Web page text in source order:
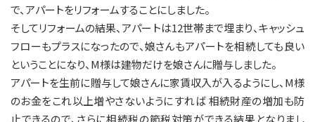
で、アパートをリフォームすることにしました。
そしてリフォームの結果、アパートは12世帯まで埋まり、キャッシュ
フローもプラスになったので、娘さんもアパートを相続しても良い
ということになり、M様は建物だけを娘さんに贈与しました。
アパートを生前に贈与して娘さんに家賃収入が入るようにし、M様
のお金をこれ以上増やさないようにすれば 相続財産の増加も防
止できるので、さらに相続税の節税対策ができる結果となりまし